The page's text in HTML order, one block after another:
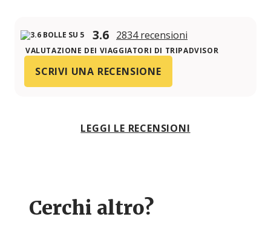
3.6 2834 recensioni
VALUTAZIONE DEI VIAGGIATORI DI TRIPADVISOR
SCRIVI UNA RECENSIONE
LEGGI LE RECENSIONI
Cerchi altro?